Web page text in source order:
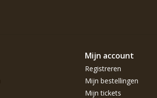
Mijn account
Registreren
Mijn bestellingen
Mijn tickets